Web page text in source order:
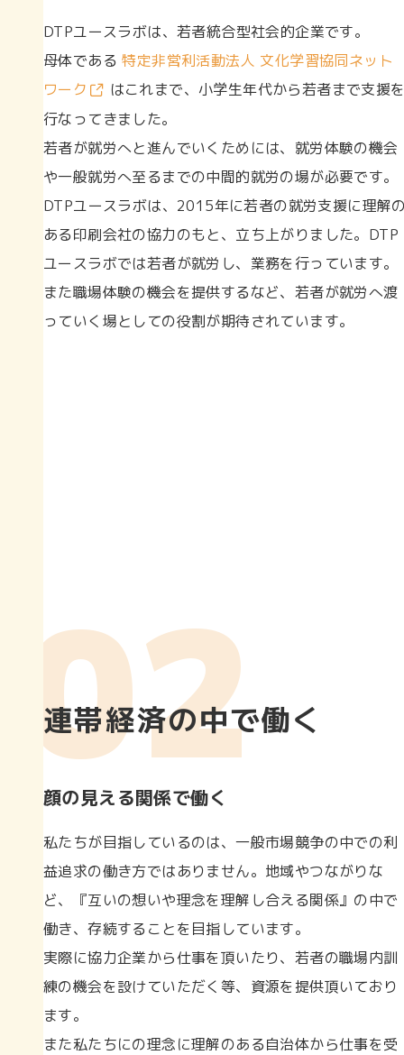
DTPユースラボは、若者統合型社会的企業です。
母体である特定非営利活動法人 文化学習協同ネット
ワーク
はこれまで、小学生年代から若者まで支援
行なってきました。
若者が就労へと進んでいくためには、就労体験の機会
や一般就労へ至るまでの中間的就労の場が必要です。
DTPユースラボは、2015年に若者の就労支援に理解
ある印刷会社の協力のもと、立ち上がりました。DTP
ユースラボでは若者が就労し、業務を行っています。
また職場体験の機会を提供するなど、若者が就労へ渡
っていく場としての役割が期待されています。
連帯経済の中で働く
顔の見える関係で働く
私たちが目指しているのは、一般市場競争の中での利
益追求の働き方ではありません。地域やつながりな
ど、『互いの想いや理念を理解し合える関係』の中で
働き、存続することを目指しています。
実際に協力企業から仕事を頂いたり、若者の職場内訓
練の機会を設けていただく等、資源を提供頂いており
ます。
また私たちにの理念に理解のある自治体から仕事を受